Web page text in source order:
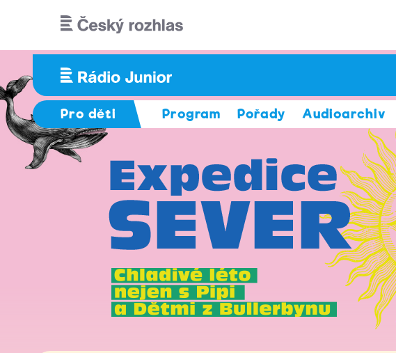
Pro děti Program Pořady Audioarchiv